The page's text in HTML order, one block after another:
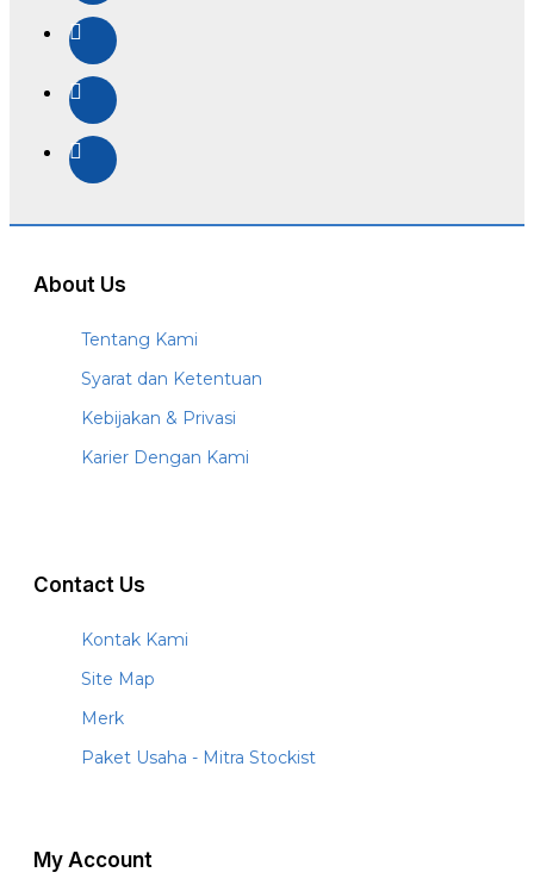
About Us
Tentang Kami
Syarat dan Ketentuan
Kebijakan & Privasi
Karier Dengan Kami
Contact Us
Kontak Kami
Site Map
Merk
Paket Usaha - Mitra Stockist
My Account